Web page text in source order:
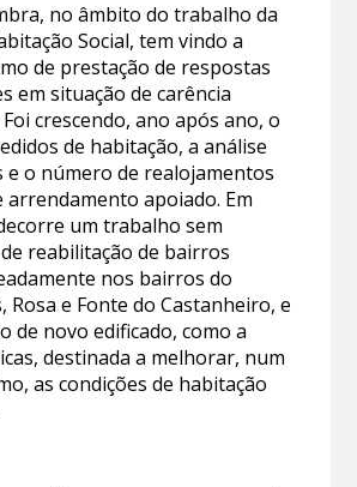
no âmbito do trabalho da
Social, tem vindo a
de prestação de respostas
em situação de carência
crescendo, ano após ano, o
de habitação, a análise
e o número de realojamentos
arrendamento apoiado. Em
um trabalho sem
reabilitação de bairros
nos bairros do
Rosa e Fonte do Castanheiro, e
de novo edificado, como a
destinada a melhorar, num
as condições de habitação